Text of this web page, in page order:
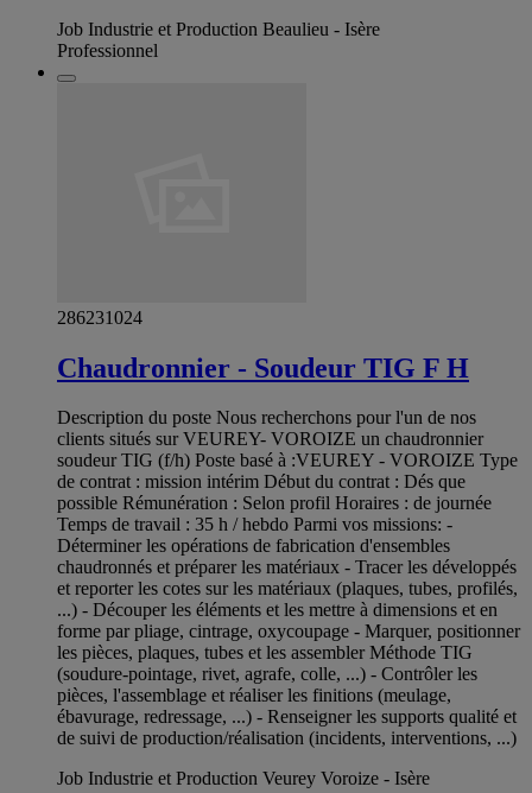
Job Industrie et Production Beaulieu - Isère
Professionnel
286231024
Chaudronnier - Soudeur TIG F H
Description du poste Nous recherchons pour l'un de nos
clients situés sur VEUREY- VOROIZE un chaudronnier
soudeur TIG (f/h) Poste basé à :VEUREY - VOROIZE Type
de contrat : mission intérim Début du contrat : Dés que
possible Rémunération : Selon profil Horaires : de journée
Temps de travail : 35 h / hebdo Parmi vos missions: -
Déterminer les opérations de fabrication d'ensembles
chaudronnés et préparer les matériaux - Tracer les développés
et reporter les cotes sur les matériaux (plaques, tubes, profilés,
...) - Découper les éléments et les mettre à dimensions et en
forme par pliage, cintrage, oxycoupage - Marquer, positionner
les pièces, plaques, tubes et les assembler Méthode TIG
(soudure-pointage, rivet, agrafe, colle, ...) - Contrôler les
pièces, l'assemblage et réaliser les finitions (meulage,
ébavurage, redressage, ...) - Renseigner les supports qualité et
de suivi de production/réalisation (incidents, interventions, ...)
Job Industrie et Production Veurey Voroize - Isère